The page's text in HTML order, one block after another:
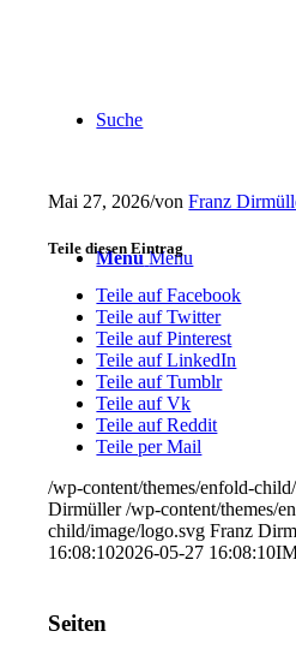
Suche
Menu Menu
Mai 27, 2026/vonFranz
Teile diesen Eintrag
Teile auf Facebook
Teile auf Twitter
Teile auf Pinterest
Teile auf LinkedIn
Teile auf Tumblr
Teile auf Vk
Teile auf Reddit
Teile per Mail
/wp-content/themes/enfold-
Dirmüller /wp-content/themes/
child/image/logo.svg Franz
16:08:102026-05-27 16:08:10
Seiten